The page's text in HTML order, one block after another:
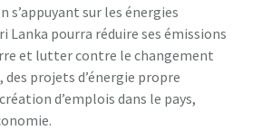
s’appuyant sur les énergies
Lanka pourra réduire ses émissions
et lutter contre le changement
projets d’énergie propre
d’emplois dans le pays,